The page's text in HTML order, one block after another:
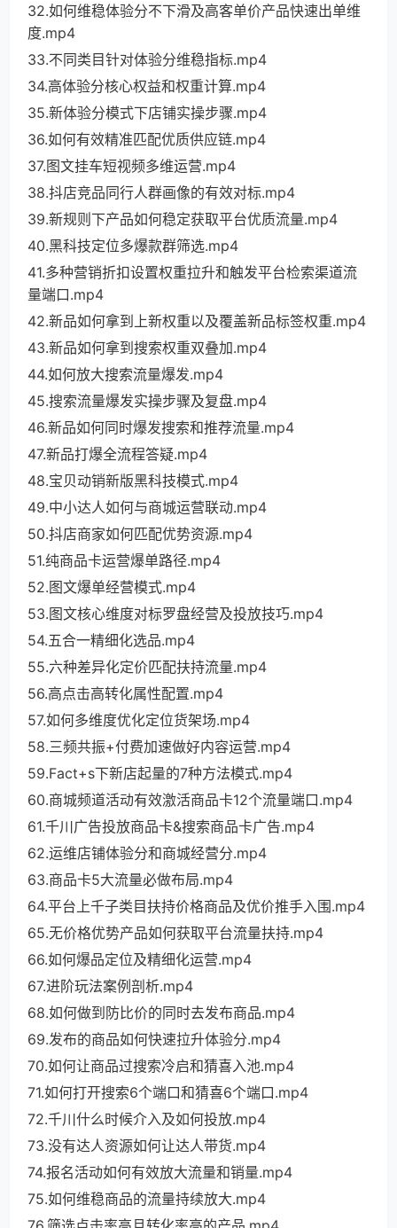
32.如何维稳体验分不下滑及高客单价产品快速出单维
度.mp4
33.不同类目针对体验分维稳指标.mp4
34.高体验分核心权益和权重计算.mp4
35.新体验分模式下店铺实操步骤.mp4
36.如何有效精准匹配优质供应链.mp4
37.图文挂车短视频多维运营.mp4
38.抖店竞品同行人群画像的有效对标.mp4
39.新规则下产品如何稳定获取平台优质流量.mp4
40.黑科技定位多爆款群筛选.mp4
41.多种营销折扣设置权重拉升和触发平台检索渠道流
量端口.mp4
42.新品如何拿到上新权重以及覆盖新品标签权重.mp4
43.新品如何拿到搜索权重双叠加.mp4
44.如何放大搜索流量爆发.mp4
45.搜索流量爆发实操步骤及复盘.mp4
46.新品如何同时爆发搜索和推荐流量.mp4
47.新品打爆全流程答疑.mp4
48.宝贝动销新版黑科技模式.mp4
49.中小达人如何与商城运营联动.mp4
50.抖店商家如何匹配优势资源.mp4
51.纯商品卡运营爆单路径.mp4
52.图文爆单经营模式.mp4
53.图文核心维度对标罗盘经营及投放技巧.mp4
54.五合一精细化选品.mp4
55.六种差异化定价匹配扶持流量.mp4
56.高点击高转化属性配置.mp4
57.如何多维度优化定位货架场.mp4
58.三频共振+付费加速做好内容运营.mp4
59.Fact+s下新店起量的7种方法模式.mp4
60.商城频道活动有效激活商品卡12个流量端口.mp4
61.千川广告投放商品卡&搜索商品卡广告.mp4
62.运维店铺体验分和商城经营分.mp4
63.商品卡5大流量必做布局.mp4
64.平台上千子类目扶持价格商品及优价推手入围.mp4
65.无价格优势产品如何获取平台流量扶持.mp4
66.如何爆品定位及精细化运营.mp4
67.进阶玩法案例剖析.mp4
68.如何做到防比价的同时去发布商品.mp4
69.发布的商品如何快速拉升体验分.mp4
70.如何让商品过搜索冷启和猜喜入池.mp4
71.如何打开搜索6个端口和猜喜6个端口.mp4
72.千川什么时候介入及如何投放.mp4
73.没有达人资源如何让达人带货.mp4
74.报名活动如何有效放大流量和销量.mp4
75.如何维稳商品的流量持续放大.mp4